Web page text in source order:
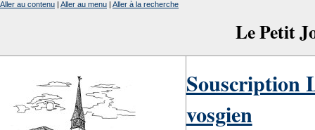
Le Petit
Aller au contenu | Aller au menu | Aller à la recherche
Souscription
vosgien